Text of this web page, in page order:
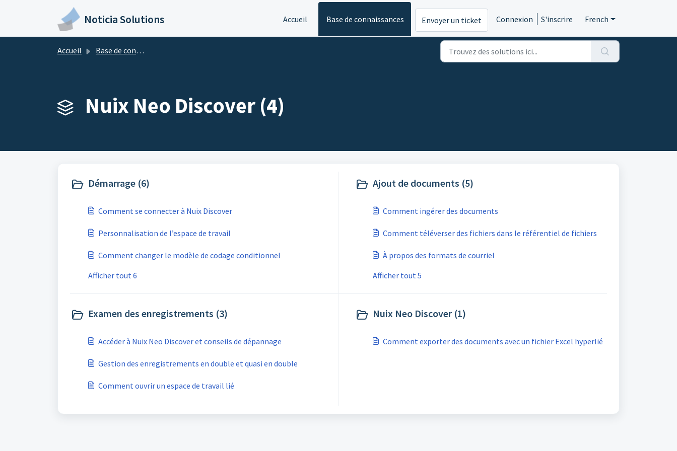
Passer au contenu principal
Noticia Solutions Accueil Base de connaissances Envoyer un ticket Connexion S'inscrire French
Accueil Base de connaissances
Nuix Neo Discover (4)
Démarrage (6)
Comment se connecter à Nuix Discover
Personnalisation de l’espace de travail
Comment changer le modèle de codage conditionnel
Afficher tout 6
Ajout de documents (5)
Comment ingérer des documents
Comment téléverser des fichiers dans le référentiel de fichiers
À propos des formats de courriel
Afficher tout 5
Examen des enregistrements (3)
Accéder à Nuix Neo Discover et conseils de dépannage
Gestion des enregistrements en double et quasi en double
Comment ouvrir un espace de travail lié
Nuix Neo Discover (1)
Comment exporter des documents avec un fichier Excel hyperlié